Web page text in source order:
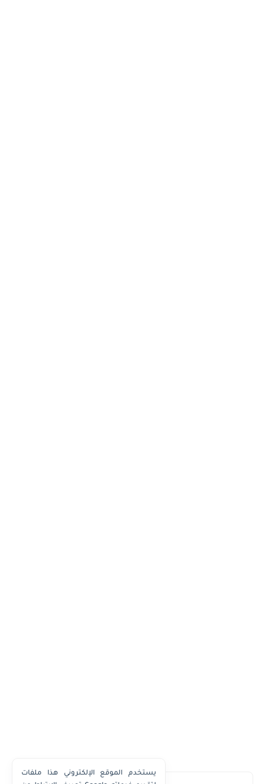
يستخدم الموقع الإلكتروني هذا ملفات